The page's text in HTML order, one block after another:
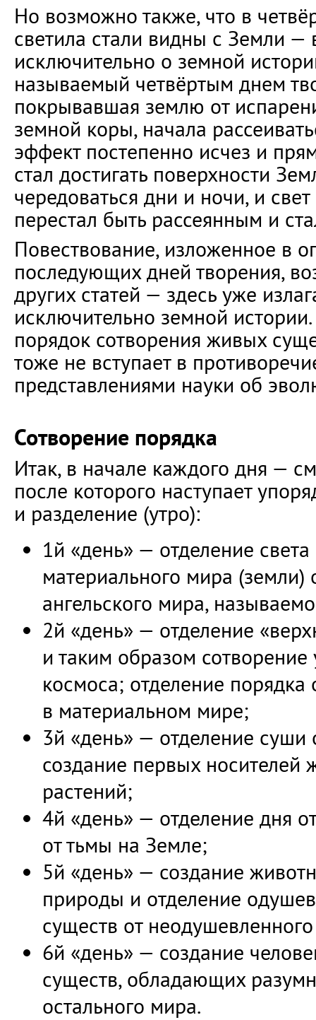
Но возможно также, что в
светила стали видны с Земли —
исключительно о земной
называемый четвёртым днем
покрывавшая землю от
земной коры, начала
эффект постепенно исчез и
стал достигать поверхности
чередоваться дни и ночи, и
перестал быть рассеянным и
Повествование, изложенное в
последующих дней творения,
других статей — здесь уже
исключительно земной
порядок сотворения живых
тоже не вступает в
представлениями науки об
Сотворение порядка
Итак, в начале каждого дня —
после которого наступает
и разделение (утро):
1й «день» — отделение света
материального мира (земли)
ангельского мира,
2й «день» — отделение
и таким образом сотворение
космоса; отделение порядка
в материальном мире;
3й «день» — отделение суши
создание первых носителей
растений;
4й «день» — отделение дня
от тьмы на Земле;
5й «день» — создание
природы и отделение
существ от
6й «день» — создание
существ, обладающих
остального мира.